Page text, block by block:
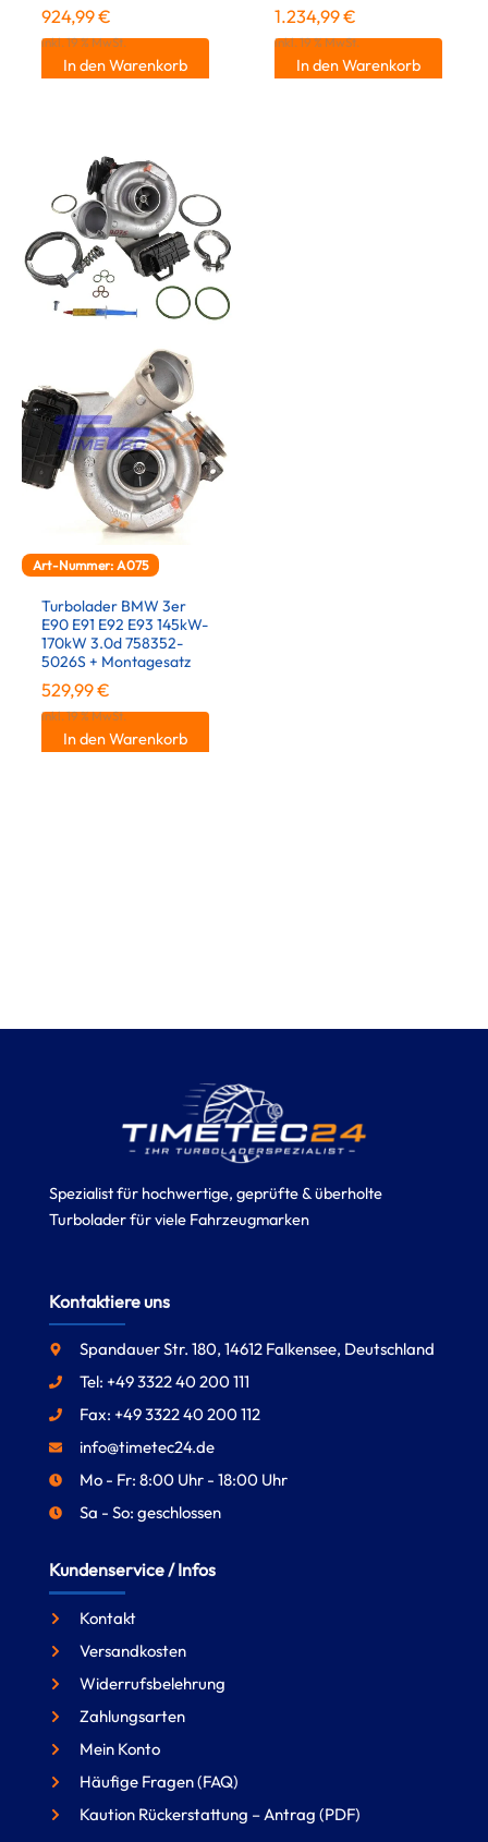
924,99€
inkl. 19 % MwSt.
In den Warenkorb
1.234,99€
inkl. 19 % MwSt.
In den Warenkorb
Art-Nummer: A075
Turbolader BMW 3er
E90 E91 E92 E93 145kW-
170kW 3.0d 758352-
5026S + Montagesatz
529,99€
inkl. 19 % MwSt.
In den Warenkorb
Spezialist für hochwertige, geprüfte & überholte
Turbolader für viele Fahrzeugmarken
Kontaktiere uns
Spandauer Str. 180, 14612 Falkensee, Deutschland
Tel: +49 3322 40 200 111
Fax: +49 3322 40 200 112
info@timetec24.de
Mo - Fr: 8:00 Uhr - 18:00 Uhr
Sa - So: geschlossen
Kundenservice / Infos
Kontakt
Versandkosten
Widerrufsbelehrung
Zahlungsarten
Mein Konto
Häufige Fragen (FAQ)
Kaution Rückerstattung – Antrag (PDF)